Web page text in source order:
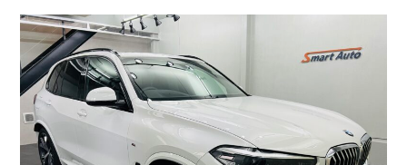
輸入車買取販売事業）
〒136-0074 東京都江東区東砂7-10-14
TEL : 03-6666-2544
MAIL :info@smart-auto.co.jp
コーポレートサイト
プロテクションフィルム専門店
株式会社スマート・カーサービス